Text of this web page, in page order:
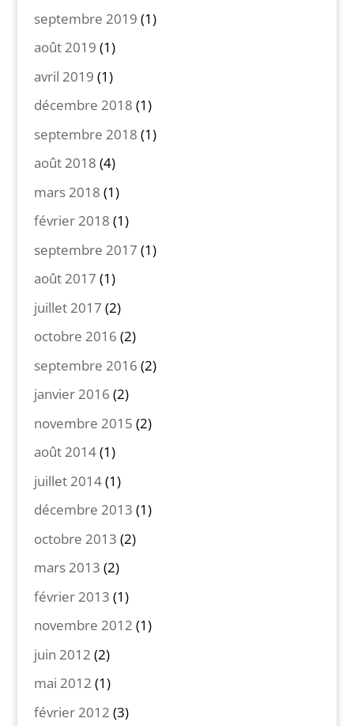
septembre 2019 (1)
août 2019 (1)
avril 2019 (1)
décembre 2018 (1)
septembre 2018 (1)
août 2018 (4)
mars 2018 (1)
février 2018 (1)
septembre 2017 (1)
août 2017 (1)
juillet 2017 (2)
octobre 2016 (2)
septembre 2016 (2)
janvier 2016 (2)
novembre 2015 (2)
août 2014(1)
juillet 2014(1)
décembre 2013 (1)
octobre 2013 (2)
mars 2013 (2)
février 2013 (1)
novembre 2012 (1)
juin 2012 (2)
mai 2012 (1)
février 2012 (3)